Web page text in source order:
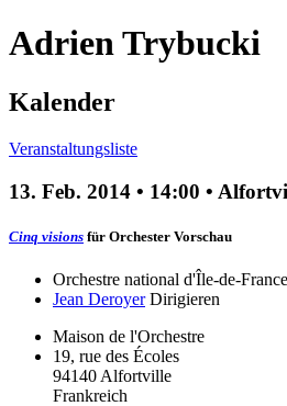
AdrienTrybucki
Kalender
Veranstaltungsliste
13. Feb. 2014 • 14:00 •
Cinq visions für Orchester Vorschau
Orchestre national d'Île-de-France
Jean Deroyer Dirigieren
Maison de l'Orchestre
19, rue des Écoles
94140 Alfortville
Frankreich